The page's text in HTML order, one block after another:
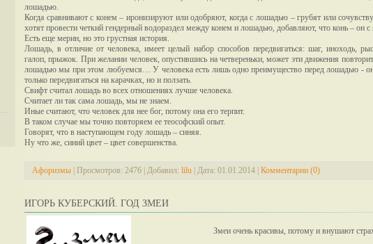
лошадью.
Когда сравнивают с конем – иронизируют или одобряют, когда с лошадью – грубят или
хотят провести четкий гендерный водораздел между конем и лошадью, добавляют, что конь – он с
Есть еще мерин, но это грустная история.
Лошадь, в отличие от человека, имеет целый набор способов передвигаться: шаг, иноходь,
галоп, прыжок. При желании человек, опустившись на четвереньки, может эти движения
лошадью мы при этом любуемся… У человека есть лишь одно преимущество перед лошадью -
только передвигаться на карачках, но и ползать.
Свифт считал лошадь во всех отношениях лучше человека.
Считает ли так сама лошадь, мы не знаем.
Иные считают, что человек для нее бог, потому она его терпит.
В таком случае мы точно повторяем ее теософский опыт.
Говорят, что в наступающем году лошадь – синяя.
Ну что же, синий цвет – цвет совершенства.
Афоризмы Просмотров: 2476 Добавил: lilu Дата: 01.01.2014 Комментарии (0)
ИГОРЬ КУБЕРСКИЙ. ГОД ЗМЕИ
Змеи очень красивы, потому и внушают